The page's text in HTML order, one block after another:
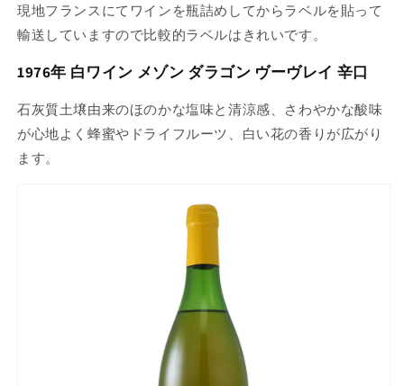
現地フランスにてワインを瓶詰めしてからラベルを貼って
輸送していますので比較的ラベルはきれいです。
1976年 白ワイン メゾン ダラゴン ヴーヴレイ 辛口
石灰質土壌由来のほのかな塩味と清涼感、さわやかな酸味
が心地よく蜂蜜やドライフルーツ、白い花の香りが広がり
ます。